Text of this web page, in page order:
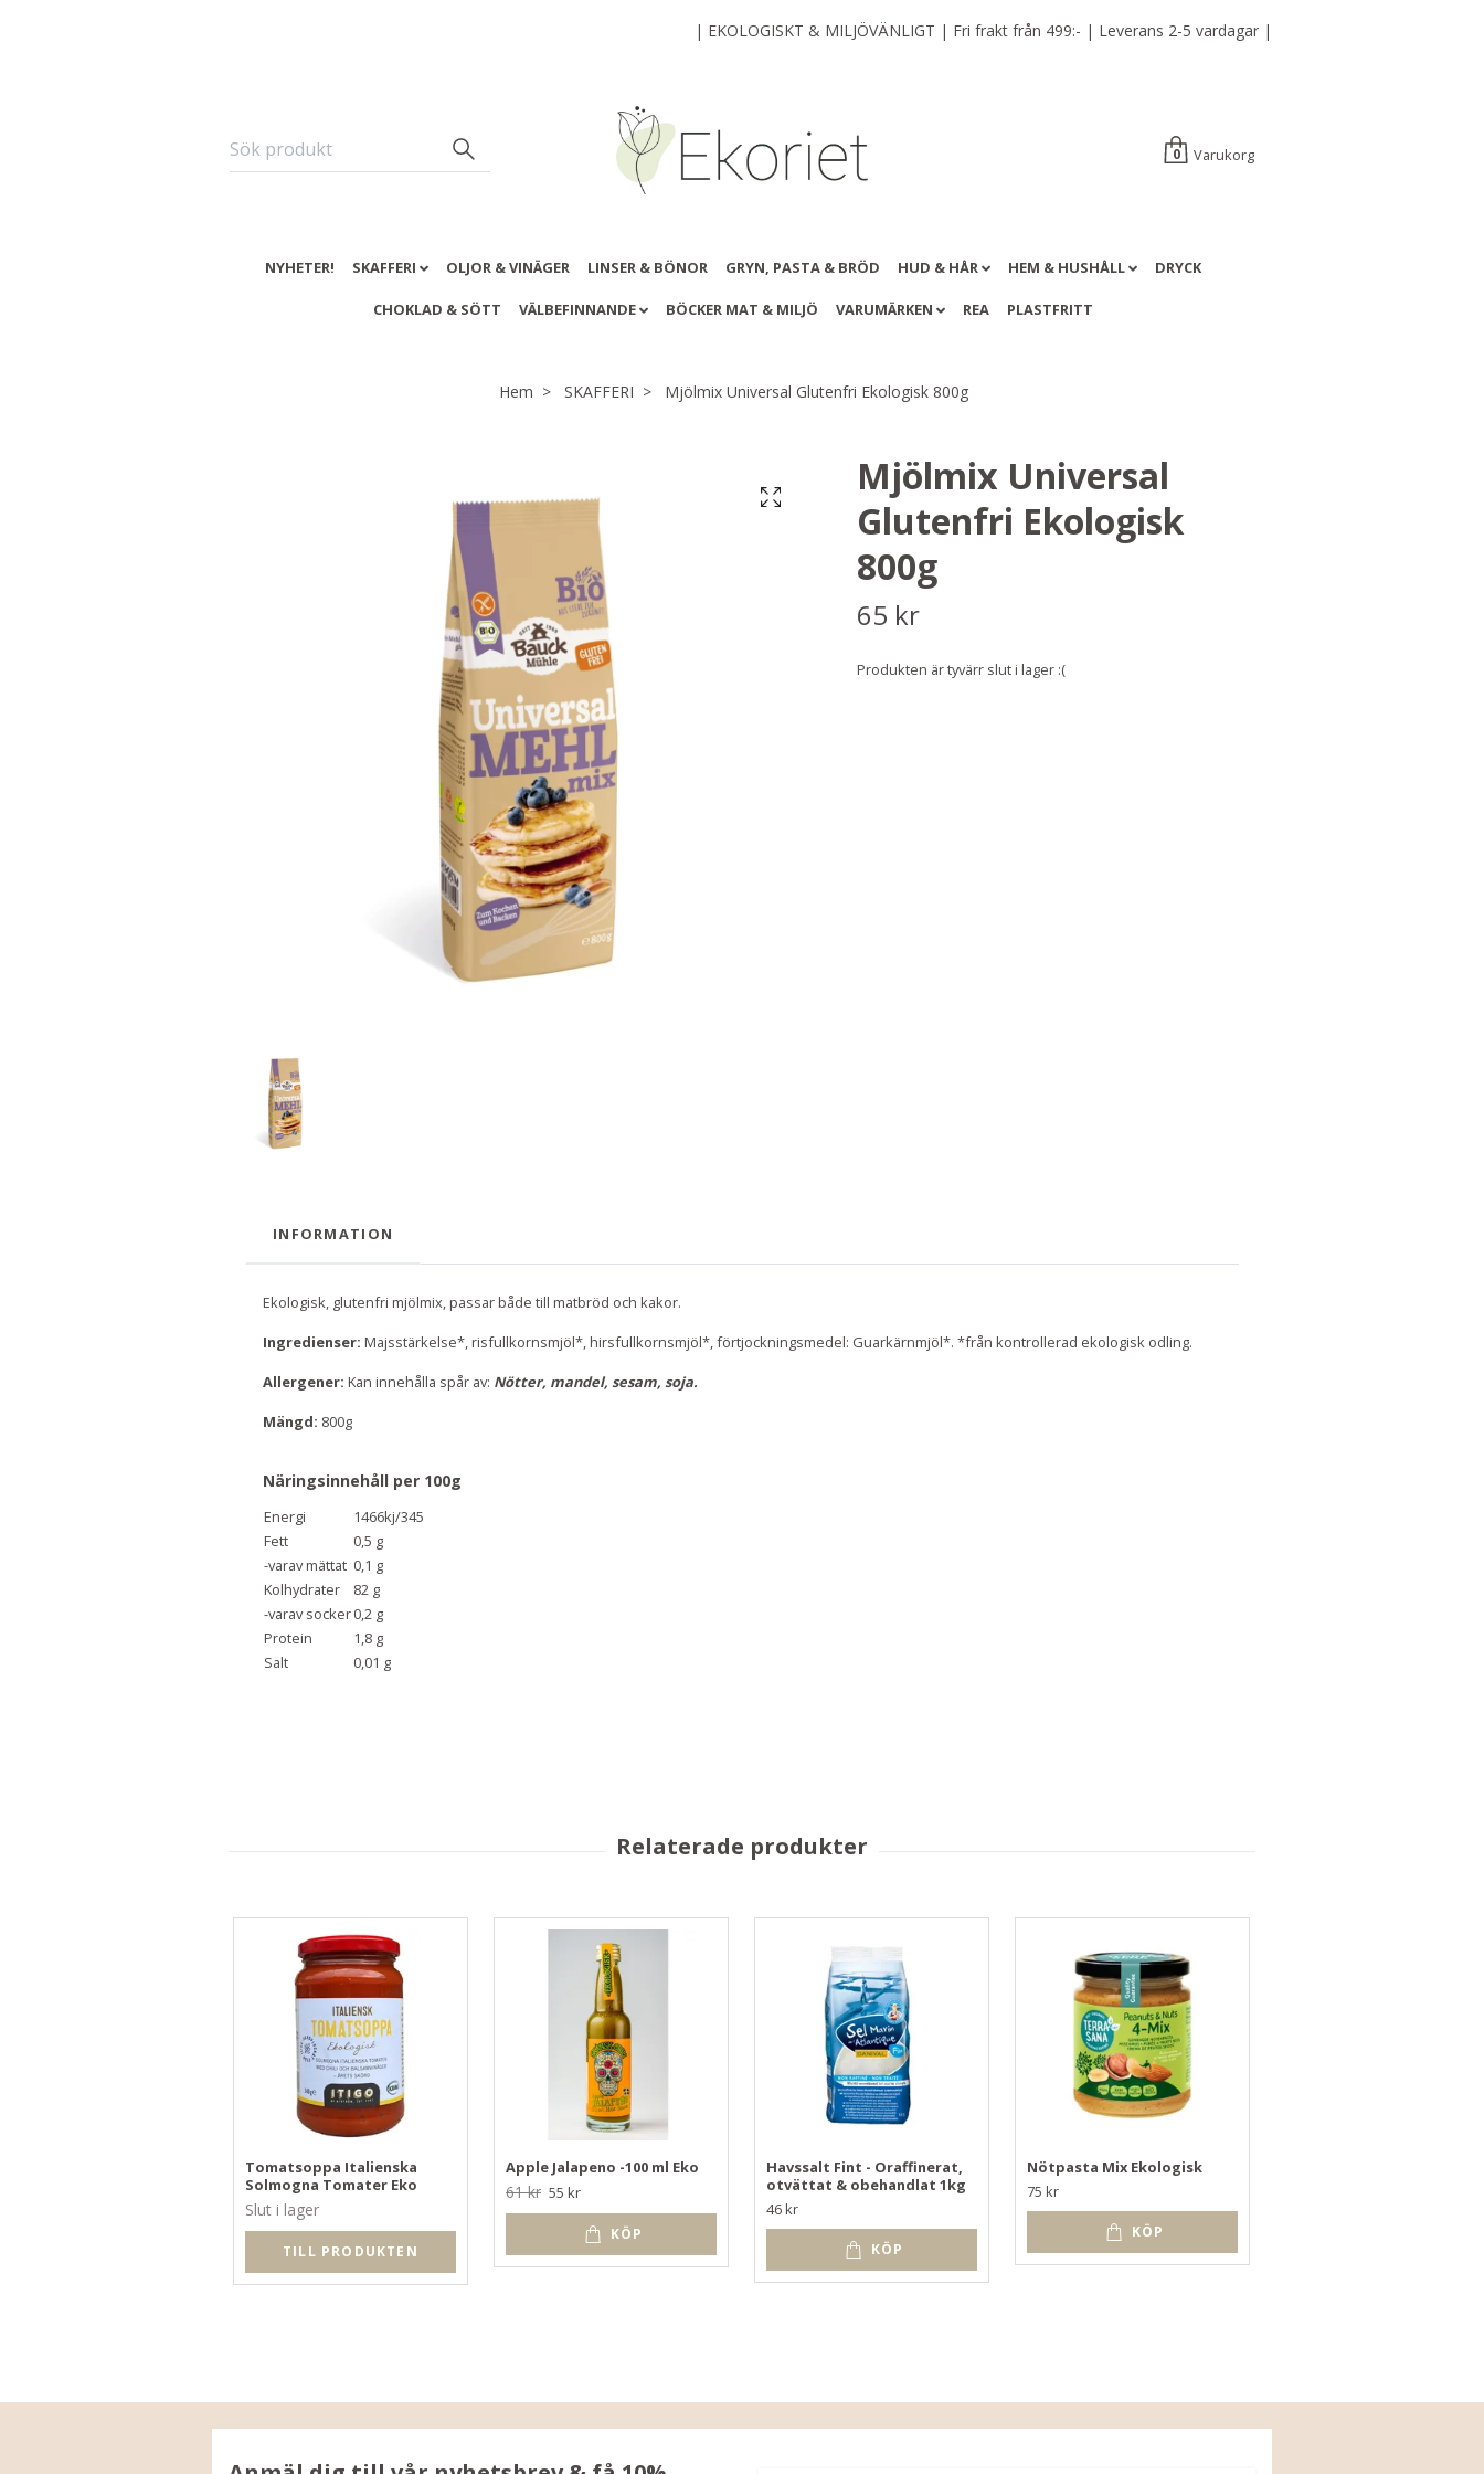
| EKOLOGISKT & MILJÖVÄNLIGT | Fri frakt från 499:- | Leverans 2-5 vardagar |
0 Varukorg
NYHETER! SKAFFERI OLJOR & VINÄGER LINSER & BÖNOR GRYN, PASTA & BRÖD HUD & HÅR HEM & HUSHÅLL DRYCK
CHOKLAD & SÖTT VÄLBEFINNANDE BÖCKER MAT & MILJÖ VARUMÄRKEN REA PLASTFRITT
Hem SKAFFERI Mjölmix Universal Glutenfri Ekologisk 800g
Mjölmix Universal
Glutenfri Ekologisk
800g
65 kr
Produkten är tyvärr slut i lager :(
INFORMATION
Ekologisk, glutenfri mjölmix, passar både till matbröd och kakor.
Ingredienser: Majsstärkelse*, risfullkornsmjöl*, hirsfullkornsmjöl*, förtjockningsmedel: Guarkärnmjöl*. *från kontrollerad ekologisk odling.
Allergener: Kan innehålla spår av: Nötter, mandel, sesam, soja.
Mängd: 800g
Näringsinnehåll per 100g
Energi
1466kj/345
Fett
0,5 g
-varav mättat 0,1 g
Kolhydrater
82 g
-varav socker0,2 g
Protein
1,8 g
Salt
0,01 g
Tomatsoppa Italienska
Solmogna Tomater Eko
Slut i lager
TILL PRODUKTEN
Apple Jalapeno -100 ml Eko
61 kr 55 kr
KÖP
Havssalt Fint - Oraffinerat,
otvättat & obehandlat 1kg
46 kr
KÖP
Nötpasta Mix Ekologisk
75 kr
KÖP